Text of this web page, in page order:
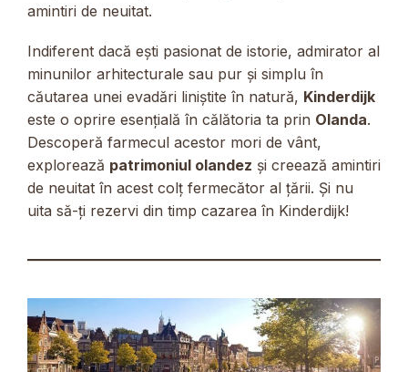
amintiri de neuitat.
Indiferent dacă ești pasionat de istorie, admirator al
minunilor arhitecturale sau pur și simplu în
căutarea unei evadări liniștite în natură, Kinderdijk
este o oprire esențială în călătoria ta prin Olanda.
Descoperă farmecul acestor mori de vânt,
explorează patrimoniul olandez și creează amintiri
de neuitat în acest colț fermecător al țării. Și nu
uita să-ți rezervi din timp cazarea în Kinderdijk!